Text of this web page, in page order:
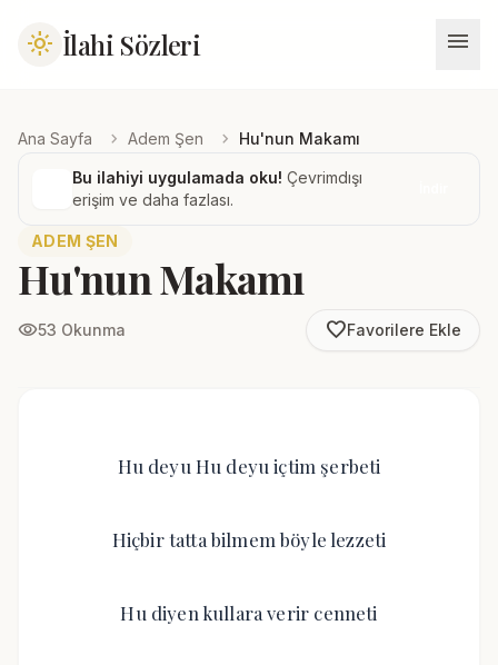
light_mode İlahi Sözleri menu
Ana Sayfa chevron_right Adem Şen chevron_right Hu'nun Makamı
Bu ilahiyi uygulamada oku! Çevrimdışı
erişim ve daha fazlası.
ADEM ŞEN
Hu'nun Makamı
visibility53 Okunma favorite_borderFavorilere Ekle
Hu deyu Hu deyu içtim şerbeti
Hiçbir tatta bilmem böyle lezzeti
Hu diyen kullara verir cenneti